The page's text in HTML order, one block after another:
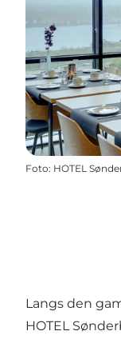
Foto: HOTEL
Langs den
HOTEL